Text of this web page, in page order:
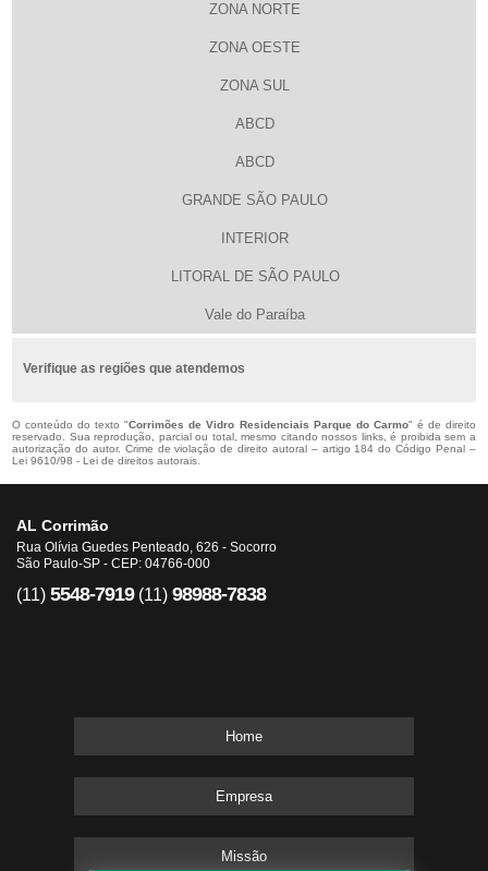
ZONA NORTE
ZONA OESTE
ZONA SUL
ABCD
ABCD
GRANDE SÃO PAULO
INTERIOR
LITORAL DE SÃO PAULO
Vale do Paraíba
Verifique as regiões que atendemos
O conteúdo do texto "Corrimões de Vidro Residenciais Parque do Carmo" é de direito
reservado. Sua reprodução, parcial ou total, mesmo citando nossos links, é proibida sem a
autorização do autor. Crime de violação de direito autoral – artigo 184 do Código Penal –
Lei 9610/98 - Lei de direitos autorais
AL Corrimão
Rua Olívia Guedes Penteado, 626 - Socorro
São Paulo-SP - CEP: 04766-000
(11) 5548-7919 (11) 98988-7838
Home
Empresa
Missão